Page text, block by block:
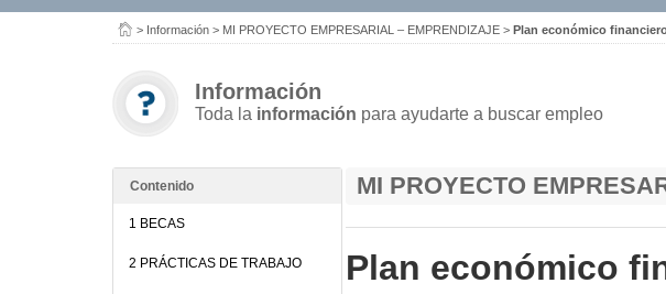
> Información > MI PROYECTO EMPRESARIAL – EMPRENDIZAJE > Plan económico
Información
Toda la información para ayudarte a buscar empleo
Contenido
1 BECAS
2 PRÁCTICAS DE TRABAJO
MI PROYECTO
Plan económico